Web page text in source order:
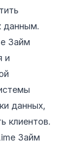
данным.
Займ
и
данных,
клиентов.
Займ